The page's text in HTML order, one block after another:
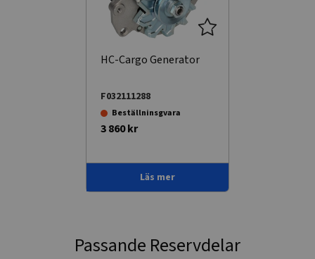
HC-Cargo Generator
F032111288
Beställninsgvara
3 860 kr
Läs mer
Passande Reservdelar